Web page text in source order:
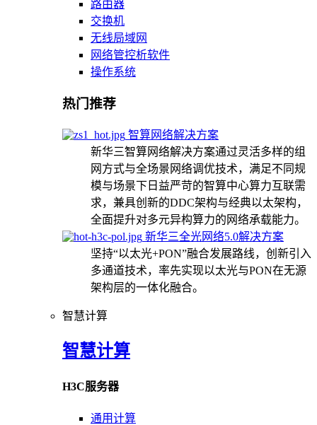
路由器
交换机
无线局域网
网络管控析软件
操作系统
热门推荐
智算网络解决方案
新华三智算网络解决方案通过灵活多样的组
网方式与全场景网络调优技术，满足不同规
模与场景下日益严苛的智算中心算力互联需
求，兼具创新的DDC架构与经典以太架构，
全面提升对多元异构算力的网络承载能力。
新华三全光网络5.0解决方案
坚持“以太光+PON”融合发展路线，创新引入
多通道技术，率先实现以太光与PON在无源
架构层的一体化融合。
智慧计算
智慧计算
H3C服务器
通用计算